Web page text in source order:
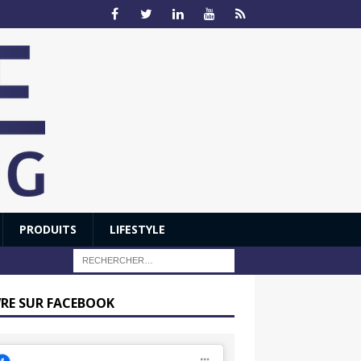
PRODUITS LIFESTYLE
SUR FACEBOOK